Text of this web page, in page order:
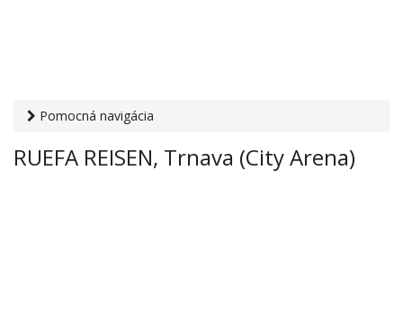
Pomocná navigácia
kancelárie › RUEFA REISEN, Trnava (City Arena)
RUEFA REISEN, Trnava (City Arena)